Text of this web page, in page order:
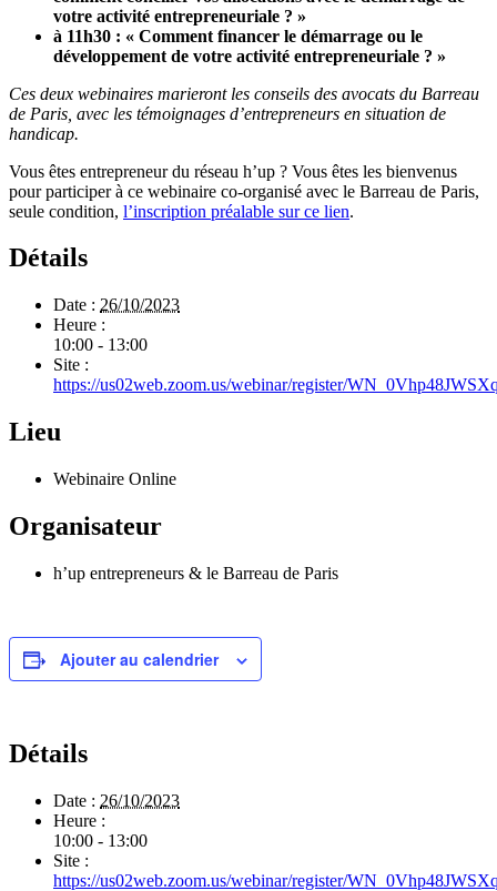
votre activité entrepreneuriale ? »
à 11h30 : « Comment financer le démarrage ou le
développement de votre activité entrepreneuriale ? »
Ces deux webinaires marieront les conseils des avocats du Barreau
de Paris, avec les témoignages d’entrepreneurs en situation de
handicap.
Vous êtes entrepreneur du réseau h’up ? Vous êtes les bienvenus
pour participer à ce webinaire co-organisé avec le Barreau de Paris,
seule condition, l’inscription préalable sur ce lien.
Détails
Date : 26/10/2023
Heure :
10:00 - 13:00
Site :
https://us02web.zoom.us/webinar/register/
Lieu
Webinaire Online
Organisateur
h’up entrepreneurs & le Barreau de Paris
Ajouter au calendrier
Détails
Date : 26/10/2023
Heure :
10:00 - 13:00
Site :
https://us02web.zoom.us/webinar/register/